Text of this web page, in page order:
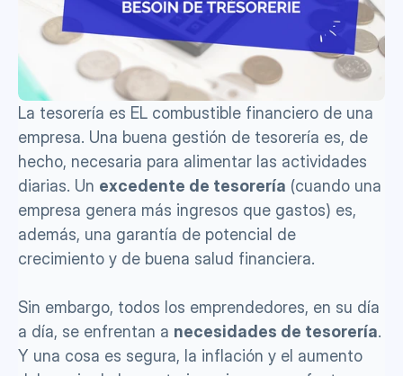
La tesorería es EL combustible financiero de una
empresa. Una buena gestión de tesorería es, de
hecho, necesaria para alimentar las actividades
diarias. Un excedente de tesorería (cuando una
empresa genera más ingresos que gastos) es,
además, una garantía de potencial de
crecimiento y de buena salud financiera.
Sin embargo, todos los emprendedores, en su día
a día, se enfrentan a necesidades de tesorería.
Y una cosa es segura, la inflación y el aumento